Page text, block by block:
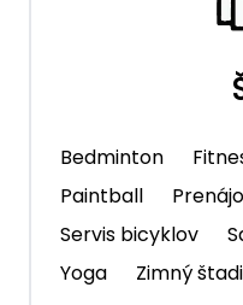
Bedminton
Paintball
Servis bicyklov
Yoga
Zimný